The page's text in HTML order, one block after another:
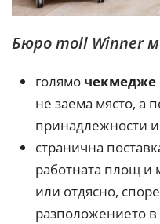
Бюро moll Winner
голямо чекмедже
не заема място, а
принадлежности
странична
работната площ и
или отдясно,
разположението в